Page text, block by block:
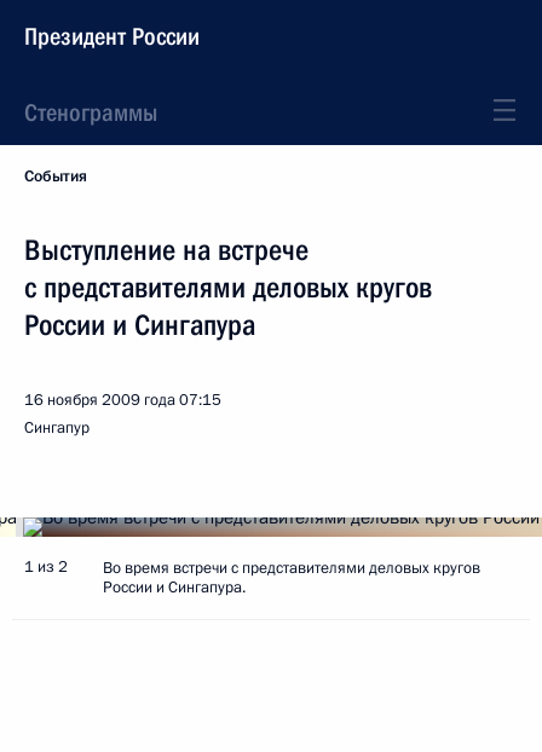
Президент России
Стенограммы
События
Выступление на встрече
с представителями деловых кругов
России и Сингапура
16 ноября 2009 года07:15
Сингапур
1 из 2
Во время встречи с представителями деловых кругов
России и Сингапура.